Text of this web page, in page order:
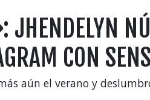
JHENDELYN
CON
aún el verano y